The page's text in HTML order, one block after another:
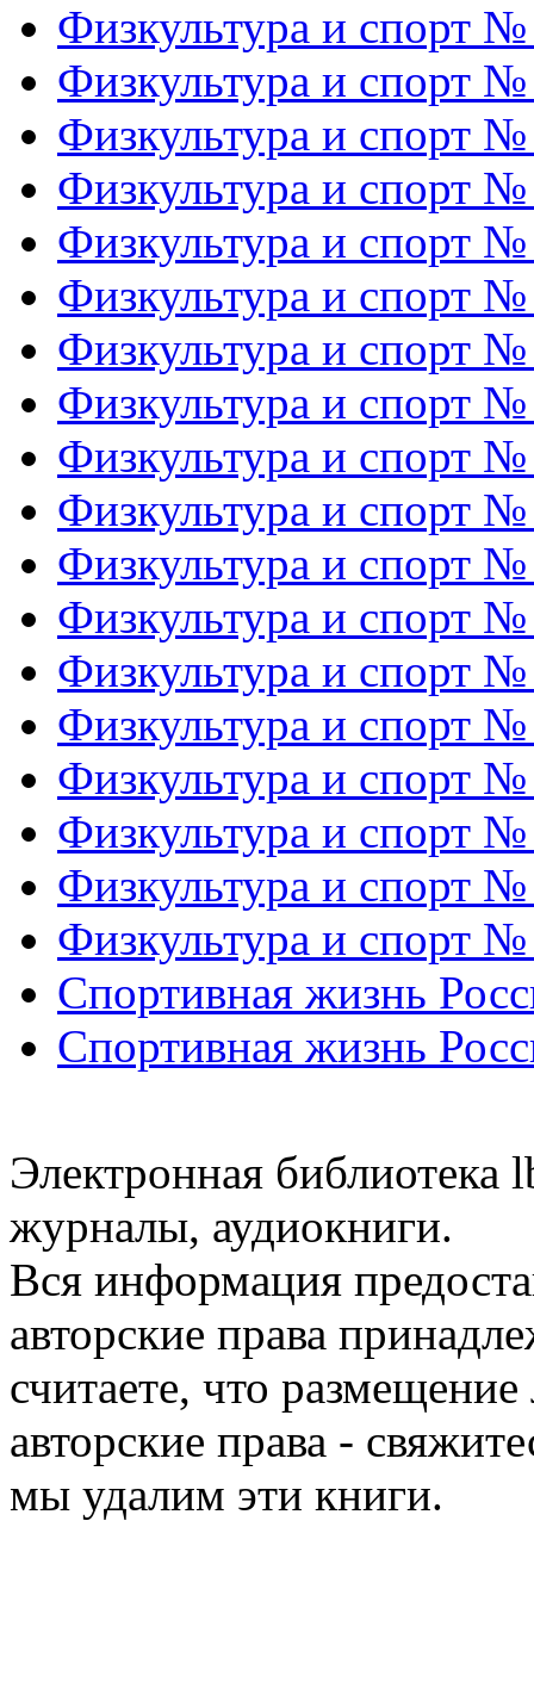
Физкультура и спорт
Физкультура и спорт
Физкультура и спорт
Физкультура и спорт
Физкультура и спорт
Физкультура и спорт
Физкультура и спорт
Физкультура и спорт
Физкультура и спорт
Физкультура и спорт
Физкультура и спорт
Физкультура и спорт
Физкультура и спорт
Физкультура и спорт
Физкультура и спорт
Физкультура и спорт
Физкультура и спорт
Физкультура и спорт
Спортивная жизнь
Спортивная жизнь
Электронная библиотека
журналы, аудиокниги.
Вся информация
авторские права
считаете, что
авторские права -
мы удалим эти книги.